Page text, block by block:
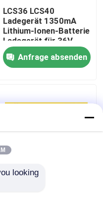
LCS36 LCS40
Ladegerät 1350mA
Lithium-Ionen-Batterie
Ladegerät für 36V
40V-Batterien
DC5V2.1A
Anfrage absenden
looking